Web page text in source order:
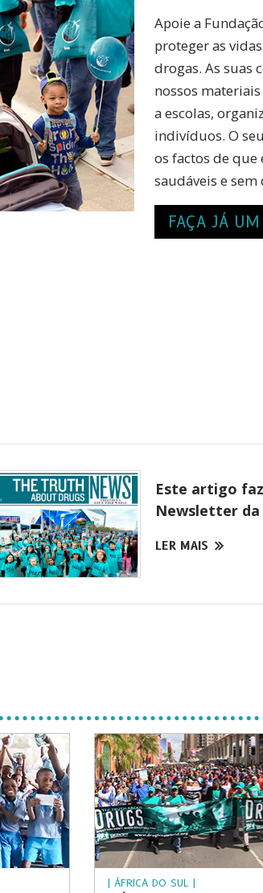
Apoie a
proteger as
drogas. As suas
nossos
a escolas,
indivíduos. O
os factos de que
saudáveis e sem
FAÇA JÁ
Este artigo
Newsletter da
LER MAIS
| ÁFRICA DO SUL |